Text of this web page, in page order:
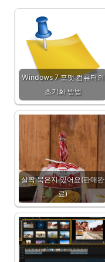
Windows 7 포맷 컴퓨터의
초기화 방법
살짝 묵은지 있어요(판매완
료)